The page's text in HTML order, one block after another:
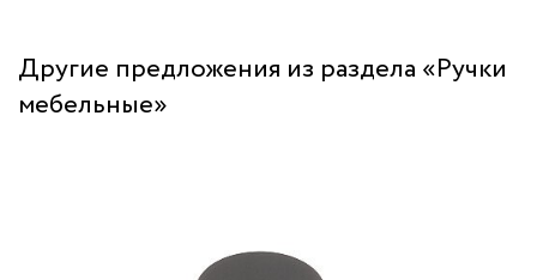
Другие предложения из раздела «Ручки
мебельные»